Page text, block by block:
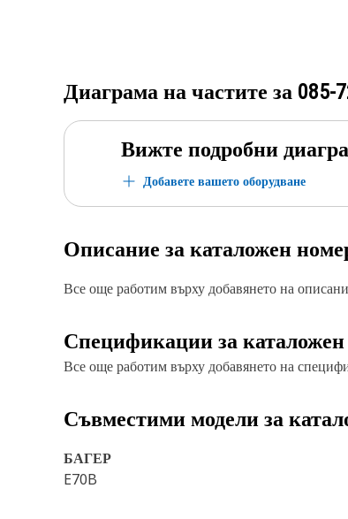
Диаграма на частите за 085-
Вижте подробни
Добавете вашето оборудване
Описание за каталожен
Все още работим върху добавянето на
Спецификации за
Все още работим върху добавянето на
Съвместими модели за
БАГЕР
E70B